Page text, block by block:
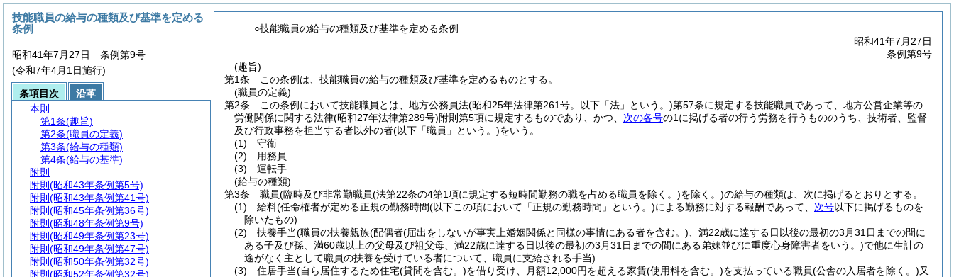
○技能職員の給与の種類及び基準を定める条例
昭和41年7月27日
条例第9号
(趣旨)
第1条
この条例は、技能職員の給与の種類及び基準を定めるものとする。
(職員の定義)
第2条
この条例において技能職員とは、地方公務員法(昭和25年法律第261号。以下「法」という。)第57条に規定する技能職員であって、地方公営企業等の
労働関係に関する法律(昭和27年法律第289号)附則第5項に規定するものであり、かつ、 次の各号の1に掲げる者の行う労務を行うもののうち、技術者、監督
及び行政事務を担当する者以外の者(以下「職員」という。)をいう。
(1)
守衛
(2)
用務員
(3)
運転手
(給与の種類)
第3条
職員(臨時及び非常勤職員(法第22条の4第1項に規定する短時間勤務の職を占める職員を除く。)を除く。)の給与の種類は、次に掲げるとおりとする。
(1)
給料(任命権者が定める正規の勤務時間(以下この項において「正規の勤務時間」という。)による勤務に対する報酬であって、 次号以下に掲げるものを
除いたもの)
(2)
扶養手当(職員の扶養親族(配偶者(届出をしないが事実上婚姻関係と同様の事情にある者を含む。) 、満22歳に達する日以後の最初の3月31日までの間に
ある子及び孫、満60歳以上の父母及び祖父母、満22歳に達する日以後の最初の3月31日までの間にある弟妹並びに重度心身障害者をいう。)で他に生計の
途がなく主として職員の扶養を受けている者について、職員に支給される手当)
(3)
住居手当(自ら居住するため住宅(貸間を含む。)を借り受け、月額12,000円を超える家賃(使用料を含む。)を支払っている職員(公舎の入居者を除く。)又
技能職員の給与の種類及び基準を定める
条例
昭和41年7月27日 条例第9号
(令和7年4月1日施行)
条項目次
沿革
本則
第1条(趣旨)
第2条(職員の定義)
第3条(給与の種類)
第4条(給与の基準)
附則
附則 (昭和43年条例第5号)
附則 (昭和43年条例第41号)
附則 (昭和45年条例第36号)
附則 (昭和48年条例第9号)
附則 (昭和49年条例第23号)
附則 (昭和49年条例第47号)
附則 (昭和50年条例第32号)
附則 (昭和52年条例第32号)